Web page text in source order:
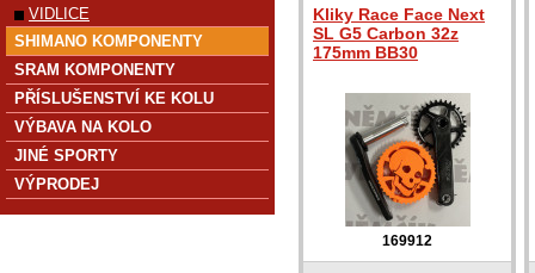
Kliky Race Face Next
SL G5 Carbon 32z
175mm BB30
169912
VIDLICE
SHIMANO KOMPONENTY
SRAM KOMPONENTY
PŘÍSLUŠENSTVÍ KE KOLU
VÝBAVA NA KOLO
JINÉ SPORTY
VÝPRODEJ